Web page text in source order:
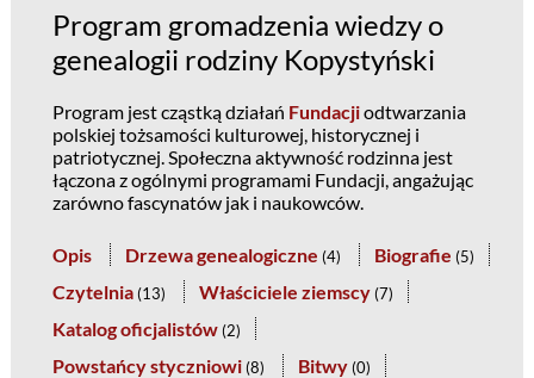
Program gromadzenia wiedzy o
genealogii rodziny Kopystyński
Program jest cząstką działań Fundacjiodtwarzania
polskiej tożsamości kulturowej, historycznej i
patriotycznej. Społeczna aktywność rodzinna jest
łączona z ogólnymi programami Fundacji, angażując
zarówno fascynatów jak i naukowców.
Opis Drzewa genealogiczne (4) Biografie (5)
Czytelnia (13) Właściciele ziemscy (7)
Katalog oficjalistów (2)
Powstańcy styczniowi (8) Bitwy (0)